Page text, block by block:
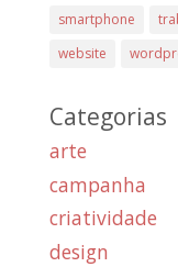
smartphone
website
Categorias
arte
campanha
criatividade
design